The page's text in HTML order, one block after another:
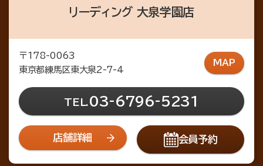
リーディング 大泉学園店
〒178-0063
東京都練馬区東大泉2-7-4
MAP
TEL.03-6796-5231
店舗詳細 会員予約